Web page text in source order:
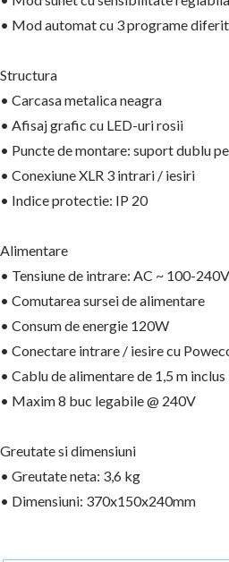
• Mod automat cu 3 programe
Structura
• Carcasa metalica neagra
• Afisaj grafic cu LED-uri rosii
• Puncte de montare: suport dublu
• Conexiune XLR 3 intrari / iesiri
• Indice protectie: IP 20
Alimentare
• Tensiune de intrare: AC ~ 100-
• Comutarea sursei de alimentare
• Consum de energie 120W
• Conectare intrare / iesire cu
• Cablu de alimentare de 1,5 m inclus
• Maxim 8 buc legabile @ 240V
Greutate si dimensiuni
• Greutate neta: 3,6 kg
• Dimensiuni: 370x150x240mm